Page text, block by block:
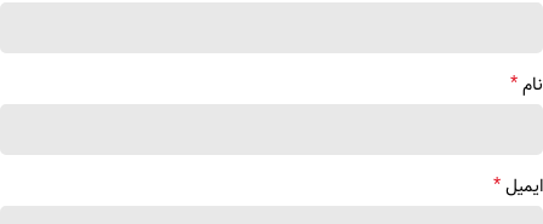
نام*
ایمیل*